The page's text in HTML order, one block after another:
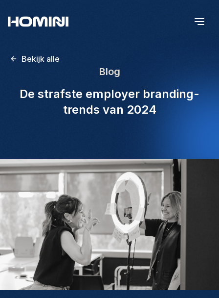
Bekijk alle
Blog
De strafste employer branding-
trends van 2024